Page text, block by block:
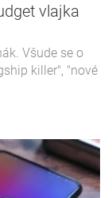
vlajka
Všude se o
killer", "nové